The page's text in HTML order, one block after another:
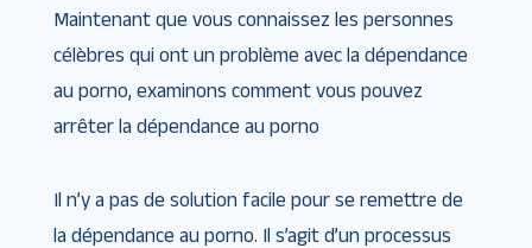
Maintenant que vous connaissez les personnes
célèbres qui ont un problème avec la dépendance
au porno, examinons comment vous pouvez
arrêter la dépendance au porno
Il n’y a pas de solution facile pour se remettre de
la dépendance au porno. Il s’agit d’un processus